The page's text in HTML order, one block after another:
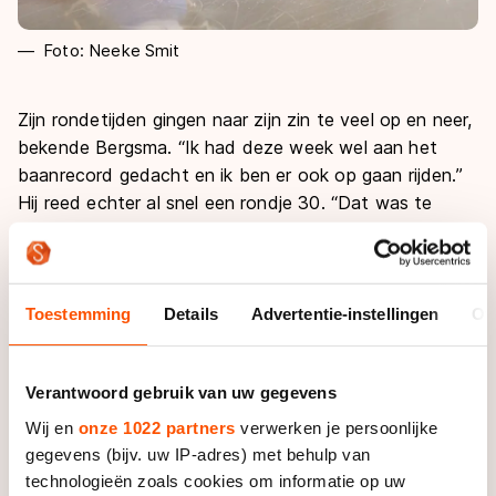
Toestemming Details Advertentie-instellingen
Verantwoord gebruik van uw gegevens
Wij en onze 1022 partners verwerken je persoonlijke
gegevens (bijv. uw IP-adres) met behulp van
technologieën zoals cookies om informatie op uw
Foto: Neeke Smit
Zijn rondetijden gingen naar zijn zin te veel op en neer,
bekende Bergsma. “Ik had deze week wel aan het
baanrecord gedacht en ik ben er ook op gaan rijden.”
Hij reed echter al snel een rondje 30. “Dat was te
veel kracht.”
Het ontbrak hem in Erfurt aan een ‘steady state’,
benadrukte Bergsma. Het ontbreken van wedstrijden
verloofde Heather Richardson aan te moedigen op
het WK Allround hadden hem sportief geen goed
gedaan. “Ik heb vaker dat tempo nodig om die steady
state wel te vinden.”